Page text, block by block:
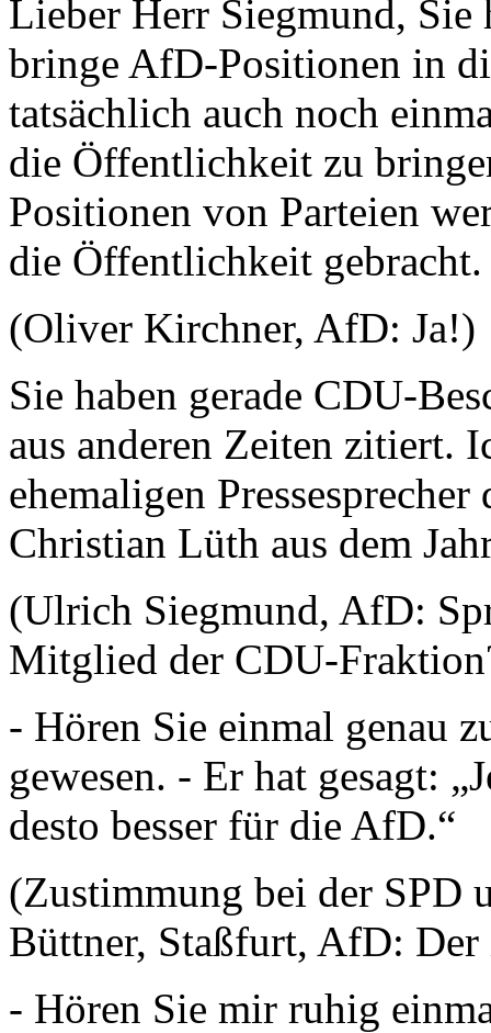
Lieber Herr Siegmund, Sie
bringe AfD-Positionen in
tatsächlich auch noch
die Öffentlichkeit zu
Positionen von Parteien
die Öffentlichkeit gebracht.
(Oliver Kirchner, AfD: Ja!)
Sie haben gerade CDU-
aus anderen Zeiten zitiert.
ehemaligen
Christian Lüth aus dem
(Ulrich Siegmund, AfD:
Mitglied der CDU-
- Hören Sie einmal genau
gewesen. - Er hat gesagt:
desto besser für die AfD.“
(Zustimmung bei der SPD
Büttner, Staßfurt, AfD:
- Hören Sie mir ruhig